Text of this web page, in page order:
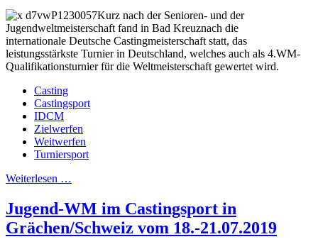
Kurz nach der Senioren- und der
Jugendweltmeisterschaft fand in Bad Kreuznach die
internationale Deutsche Castingmeisterschaft statt, das
leistungsstärkste Turnier in Deutschland, welches auch als 4.WM-
Qualifikationsturnier für die Weltmeisterschaft gewertet wird.
Casting
Castingsport
IDCM
Zielwerfen
Weitwerfen
Turniersport
Weiterlesen …
Jugend-WM im Castingsport in
Grächen/Schweiz vom 18.-21.07.2019